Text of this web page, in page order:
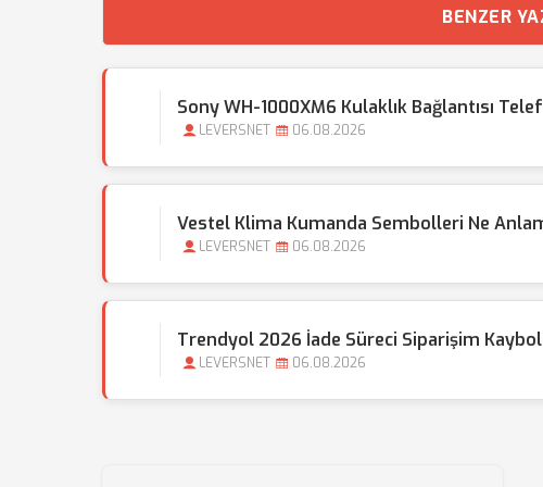
BENZER
Sony WH-1000XM6 Kulaklık Bağlantısı
LEVERSNET 06.08.2026
Vestel Klima Kumanda Sembolleri Ne
LEVERSNET 06.08.2026
Trendyol 2026 İade Süreci Siparişim
LEVERSNET 06.08.2026